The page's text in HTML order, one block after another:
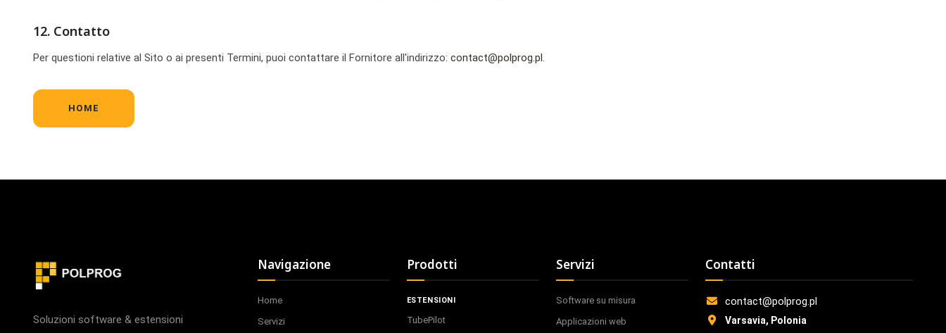
12. Contatto
Per questioni relative al Sito o ai presenti Termini, puoi contattare il Fornitore all'indirizzo:contact@polprog.pl.
HOME
Soluzioni software & estensioni
Navigazione
Home
Servizi
Prodotti
ESTENSIONI
TubePilot
Servizi
Software su misura
Applicazioni web
Contatti
contact@polprog.pl
Varsavia, Polonia